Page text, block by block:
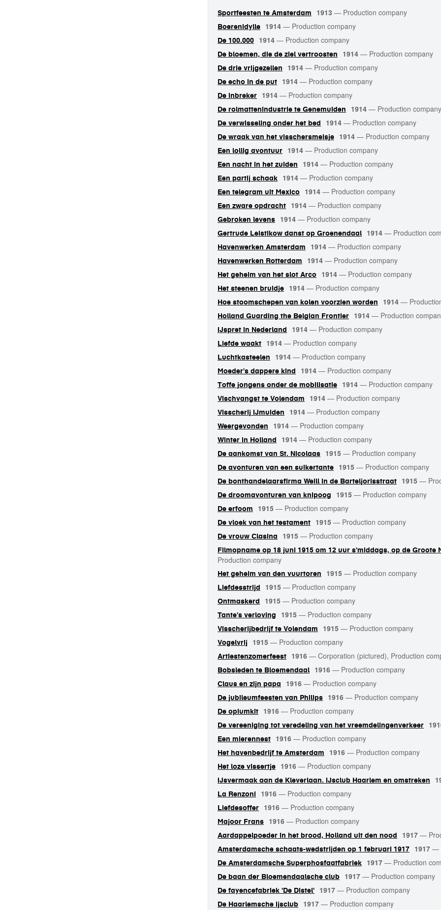
Sportfeesten te Amsterdam 1913 — Production company
Boerenidylle 1914 — Production company
De 100.000 1914 — Production company
De bloemen, die de ziel vertroosten 1914 — Production company
De drie vrijgezellen 1914 — Production company
De echo in de put 1914 — Production company
De inbreker 1914 — Production company
De rolmattenindustrie te Genemuiden 1914 — Production company
De verwisseling onder het bed 1914 — Production company
De wraak van het visschersmeisje 1914 — Production company
Een lollig avontuur 1914 — Production company
Een nacht in het zuiden 1914 — Production company
Een partij schaak 1914 — Production company
Een telegram uit Mexico 1914 — Production company
Een zware opdracht 1914 — Production company
Gebroken levens 1914 — Production company
Gertrude Leistikow danst op Groenendaal 1914 — Production
Havenwerken Amsterdam 1914 — Production company
Havenwerken Rotterdam 1914 — Production company
Het geheim van het slot Arco 1914 — Production company
Het steenen bruidje 1914 — Production company
Hoe stoomschepen van kolen voorzien worden 1914 —
Holland Guarding the Belgian Frontier 1914 — Production
IJspret in Nederland 1914 — Production company
Liefde waakt 1914 — Production company
Luchtkasteelen 1914 — Production company
Moeder's dappere kind 1914 — Production company
Toffe jongens onder de mobilisatie 1914 — Production company
Vischvangst te Volendam 1914 — Production company
Visscherij IJmuiden 1914 — Production company
Weergevonden 1914 — Production company
Winter in Holland 1914 — Production company
De aankomst van St. Nicolaas 1915 — Production company
De avonturen van een suikertante 1915 — Production company
De bonthandelaarsfirma Weill in de Barteljorisstraat 1915 —
De droomavonturen van knipoog 1915 — Production company
De erfoom 1915 — Production company
De vloek van het testament 1915 — Production company
De vrouw Clasina 1915 — Production company
Filmopname op 18 juni 1915 om 12 uur s'middags, op de Groote
Production company
Het geheim van den vuurtoren 1915 — Production company
Liefdesstrijd 1915 — Production company
Ontmaskerd 1915 — Production company
Tante's verloving 1915 — Production company
Visscherijbedrijf te Volendam 1915 — Production company
Vogelvrij 1915 — Production company
Artiestenzomerfeest 1916 — Corporation (pictured), Production
Bobsleden te Bloemendaal 1916 — Production company
Claus en zijn papa 1916 — Production company
De jubileumfeesten van Philips 1916 — Production company
De opiumkit 1916 — Production company
De vereeniging tot veredeling van het vreemdelingenverkeer
Een mierennest 1916 — Production company
Het havenbedrijf te Amsterdam 1916 — Production company
Het loze vissertje 1916 — Production company
IJsvermaak aan de Kleverlaan. IJsclub Haarlem en omstreken
La Renzoni 1916 — Production company
Liefdesoffer 1916 — Production company
Majoor Frans 1916 — Production company
Aardappelpoeder in het brood, Holland uit den nood 1917 —
Amsterdamsche schaats-wedstrijden op 1 februari 1917 1917 —
De Amsterdamsche Superphosfaatfabriek 1917 — Production
De baan der Bloemendaalsche club 1917 — Production company
De fayencefabriek 'De Distel' 1917 — Production company
De Haarlemsche ijsclub 1917 — Production company